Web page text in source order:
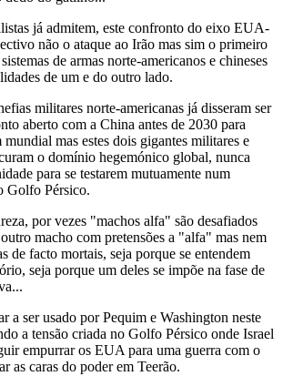
já admitem, este confronto do eixo EUA-
não o ataque ao Irão mas sim o primeiro
de armas norte-americanos e chineses
de um e do outro lado.
militares norte-americanas já disseram ser
aberto com a China antes de 2030 para
mas estes dois gigantes militares e
o domínio hegemónico global, nunca
para se testarem mutuamente num
Golfo Pérsico.
por vezes "machos alfa" são desafiados
macho com pretensões a "alfa" mas nem
de facto mortais, seja porque se entendem
seja porque um deles se impõe na fase de
a ser usado por Pequim e Washington neste
a tensão criada no Golfo Pérsico onde Israel
empurrar os EUA para uma guerra com o
as caras do poder em Teerão.